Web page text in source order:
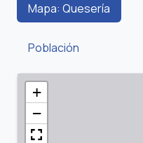
Mapa: Quesería
Población
+
−